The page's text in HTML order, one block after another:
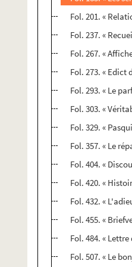
Fol. 201. «
Fol. 237. «
Fol. 267. «
Fol. 273. « Edict
Fol. 293. « Le
Fol. 303. «
Fol. 329. «
Fol. 357. « Le
Fol. 404. «
Fol. 420. «
Fol. 432. «
Fol. 455. «
Fol. 484. «
Fol. 507. « Le